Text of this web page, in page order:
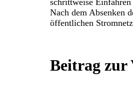
schrittweise
Nach dem Absenken
öffentlichen
Beitrag zur